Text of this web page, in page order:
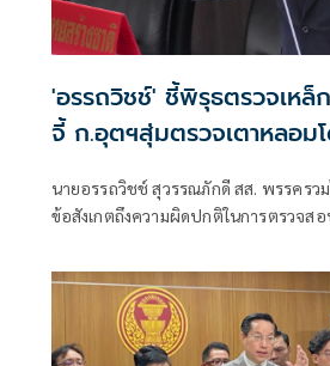
'อรรถวิชช์' ชี้พิรุธตรวจเหล็
จี้ ก.อุตฯสุ่มตรวจเตาหลอม
นายอรรถวิชช์ สุวรรณภักดี สส. พรรครว
ข้อสังเกตถึงความผิดปกติในการตรวจส
จำหน่ายออกจากโรงงานในช่วงรอยต่อ
ว่าการกระทรวงอุตสาหกรรม แม้คณะก
กำหนดให้สุ่มตรวจทุกเตา แต่เมื่อมีการ
พบว่ามีการตรวจเพียงบางเตาเท่านั้น ซึ่